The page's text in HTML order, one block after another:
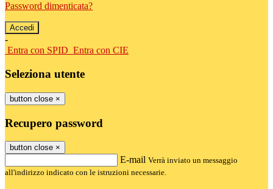
Password dimenticata?
-
Entra con SPID Entra con CIE
Seleziona utente
button close ×
Recupero password
button close ×
E-mail Verrà inviato un messaggio
all'indirizzo indicato con le istruzioni necessarie.